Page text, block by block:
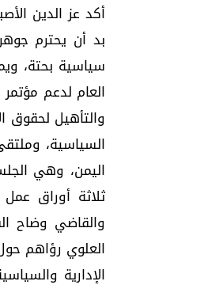
أكد عز الدين
بد أن يحترم
سياسية بحتة،
العام لدعم
السياسية،
اليمن، وهي
ثلاثة أوراق
والقاضي وضاح
العلوي رؤاهم
الإدارية